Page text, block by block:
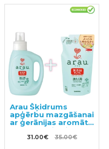
Arau Šķidrums
apģērbu mazgāšanai
ar ģerānijas aromātu
1200ml + pildviela
1000ml
31.00€ 35.00€